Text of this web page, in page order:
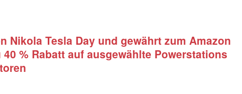
Nikola Tesla Day und gewährt zum Amazon
% Rabatt auf ausgewählte Powerstations